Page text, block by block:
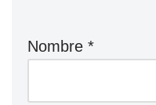
Nombre *